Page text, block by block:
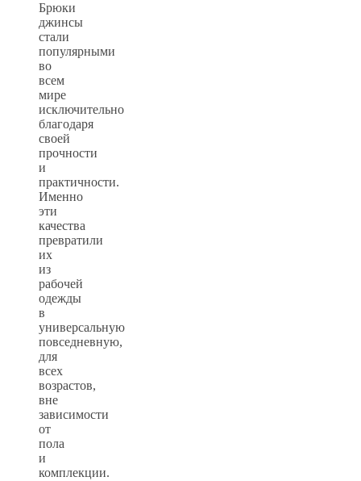
Брюки
джинсы
стали
популярными
во
всем
мире
исключительно
благодаря
своей
прочности
и
практичности.
Именно
эти
качества
превратили
их
из
рабочей
одежды
в
универсальную
повседневную,
для
всех
возрастов,
вне
зависимости
от
пола
и
комплекции.